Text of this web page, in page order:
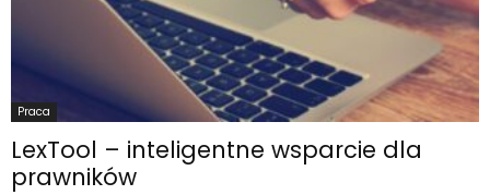
Praca
LexTool – inteligentne wsparcie dla
prawników